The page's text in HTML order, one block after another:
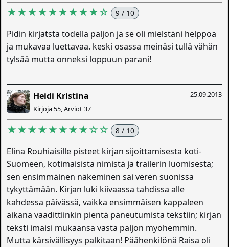
★★★★★★★★★☆ 9 / 10
Pidin kirjatsta todella paljon ja se oli mielstäni helppoa
ja mukavaa luettavaa. keski osassa meinäsi tullä vähän
tylsää mutta onneksi loppuun parani!
25.09.2013
Heidi Kristina
Kirjoja 55, Arviot 37
★★★★★★★★☆☆ 8 / 10
Elina Rouhiaisille pisteet kirjan sijoittamisesta koti-
Suomeen, kotimaisista nimistä ja trailerin luomisesta;
sen ensimmäinen näkeminen sai veren suonissa
tykyttämään. Kirjan luki kiivaassa tahdissa alle
kahdessa päivässä, vaikka ensimmäisen kappaleen
aikana vaadittiinkin pientä paneutumista tekstiin; kirjan
teksti imaisi mukaansa vasta paljon myöhemmin.
Mutta kärsivällisyys palkitaan! Päähenkilönä Raisa oli